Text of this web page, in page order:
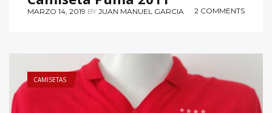
MARZO 14, 2019 BY JUAN MANUEL GARCIA 2 COMMENTS
CAMISETAS